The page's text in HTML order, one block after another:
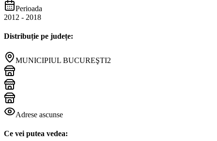
Perioada
2012 - 2018
Distribuție pe județe:
MUNICIPIUL BUCUREŞTI2
Adrese ascunse
Ce vei putea vedea: